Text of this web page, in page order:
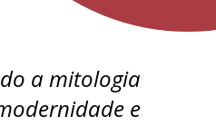
a mitologia
e